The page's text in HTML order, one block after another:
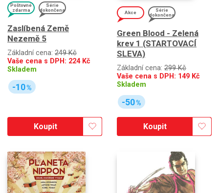
Poštovné
zdarma
Série
dokončena
Zaslíbená Země
Nezemě 5
Základní cena: 249 Kč
Vaše cena s DPH: 224Kč
Skladem
-10%
Koupit
Akce
Série
dokončena
Green Blood - Zelená
krev 1 (STARTOVACÍ
SLEVA)
Základní cena: 299 Kč
Vaše cena s DPH: 149 Kč
Skladem
-50%
Koupit